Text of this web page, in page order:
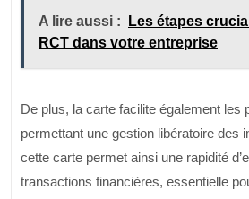
A lire aussi :
Les étapes
RCT dans votre entreprise
De plus, la carte facilite également les
permettant une gestion libératoire des
cette carte permet ainsi une rapidité
transactions financières, essentielle